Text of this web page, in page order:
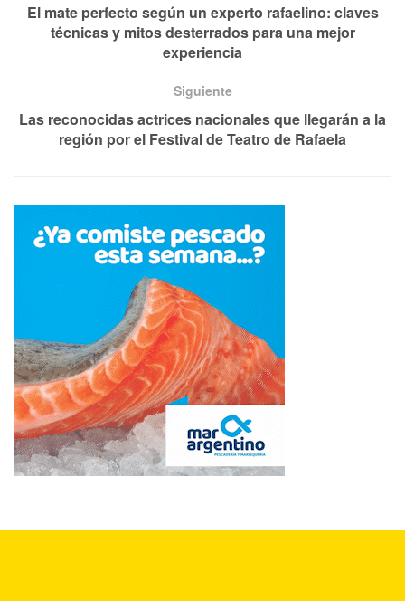
El mate perfecto según un experto rafaelino: claves
técnicas y mitos desterrados para una mejor
experiencia
Siguiente
Las reconocidas actrices nacionales que llegarán a la
región por el Festival de Teatro de Rafaela